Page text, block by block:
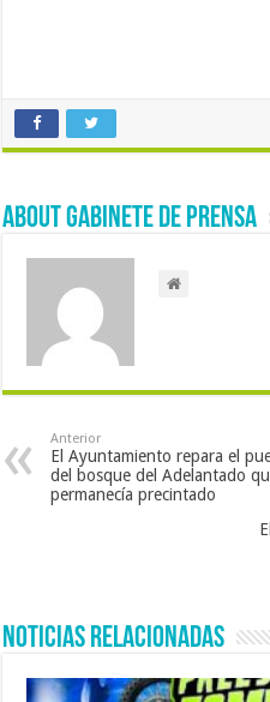
About Gabinete de Prensa
Anterior
El Ayuntamiento repara el
del bosque del Adelantado
permanecía precintado
Noticias Relacionadas